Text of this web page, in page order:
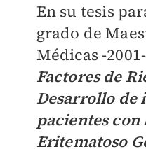
En su tesis
grado de
Médicas -
Factores de
Desarrollo de
pacientes con
Eritematoso